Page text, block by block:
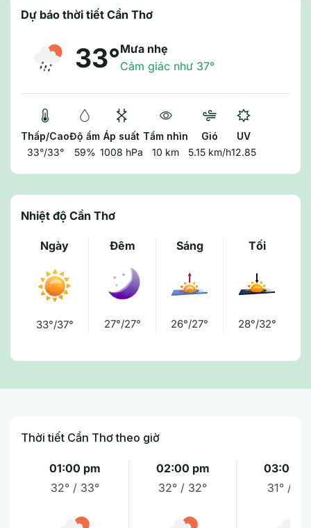
Dự báo thời tiết Cần Thơ
33°Mưa nhẹ
Cảm giác như 37°
Thấp/Cao
33°/33°
Độ ẩm
59%
Áp suất
1008 hPa
Tầm nhìn
10 km
Gió
5.15 km/h
UV
12.85
Nhiệt độ Cần Thơ
Ngày
33°/37°
Đêm
27°/27°
Sáng
26°/27°
Tối
28°/32°
Thời tiết Cần Thơ theo giờ
01:00 pm
32° / 33°
02:00 pm
32° / 32°
03:00
31° /